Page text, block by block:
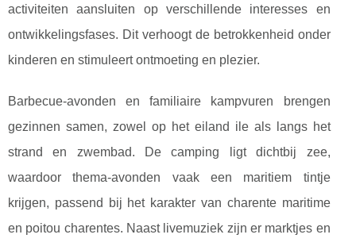
activiteiten aansluiten op verschillende interesses en
ontwikkelingsfases. Dit verhoogt de betrokkenheid onder
kinderen en stimuleert ontmoeting en plezier.
Barbecue-avonden en familiaire kampvuren brengen
gezinnen samen, zowel op het eiland ile als langs het
strand en zwembad. De camping ligt dichtbij zee,
waardoor thema-avonden vaak een maritiem tintje
krijgen, passend bij het karakter van charente maritime
en poitou charentes. Naast livemuziek zijn er marktjes en